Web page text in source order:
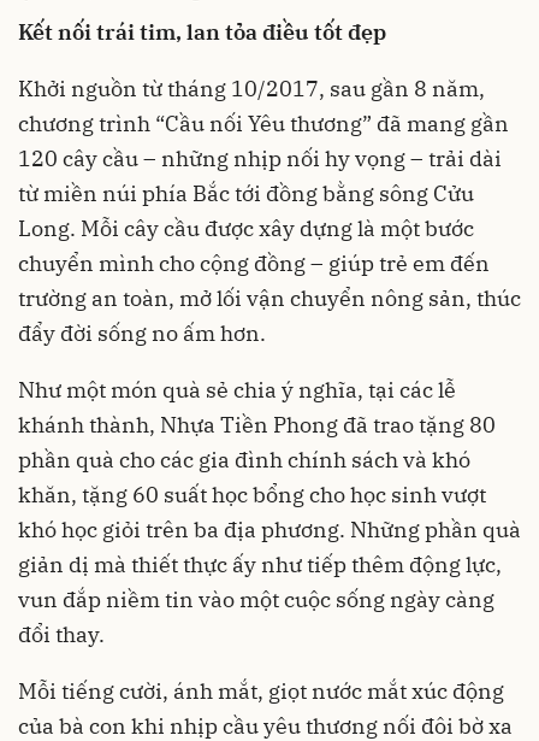
Kết nối trái tim, lan tỏa điều tốt đẹp
Khởi nguồn từ tháng 10/2017, sau gần 8 năm,
chương trình “Cầu nối Yêu thương” đã mang gần
120 cây cầu – những nhịp nối hy vọng – trải dài
từ miền núi phía Bắc tới đồng bằng sông Cửu
Long. Mỗi cây cầu được xây dựng là một bước
chuyển mình cho cộng đồng – giúp trẻ em đến
trường an toàn, mở lối vận chuyển nông sản, thúc
đẩy đời sống no ấm hơn.
Như một món quà sẻ chia ý nghĩa, tại các lễ
khánh thành, Nhựa Tiền Phong đã trao tặng 80
phần quà cho các gia đình chính sách và khó
khăn, tặng 60 suất học bổng cho học sinh vượt
khó học giỏi trên ba địa phương. Những phần quà
giản dị mà thiết thực ấy như tiếp thêm động lực,
vun đắp niềm tin vào một cuộc sống ngày càng
đổi thay.
Mỗi tiếng cười, ánh mắt, giọt nước mắt xúc động
của bà con khi nhịp cầu yêu thương nối đôi bờ xa